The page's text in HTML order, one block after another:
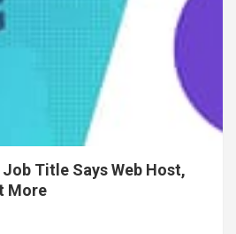
Title Says Web Host,
More